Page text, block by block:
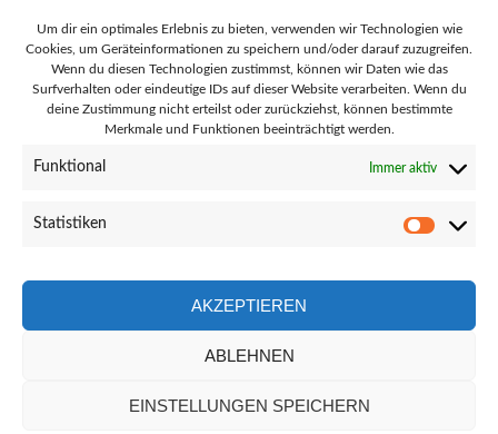
Um dir ein optimales Erlebnis zu bieten, verwenden wir Technologien wie
Cookies, um Geräteinformationen zu speichern und/oder darauf zuzugreifen.
Wenn du diesen Technologien zustimmst, können wir Daten wie das
Surfverhalten oder eindeutige IDs auf dieser Website verarbeiten. Wenn du
deine Zustimmung nicht erteilst oder zurückziehst, können bestimmte
Merkmale und Funktionen beeinträchtigt werden.
Funktional Immer aktiv
Statistiken
AKZEPTIEREN
ABLEHNEN
EINSTELLUNGEN SPEICHERN
28865 Lilienthal Goebelstraße 51
04298 - 8692
LinkLink